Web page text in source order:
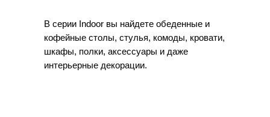
В серии Indoor вы найдете обеденные и
кофейные столы, стулья, комоды, кровати,
шкафы, полки, аксессуары и даже
интерьерные декорации.